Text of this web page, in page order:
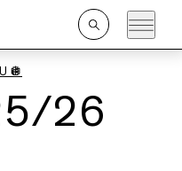
principal
Ouvrir
la
🪩
26